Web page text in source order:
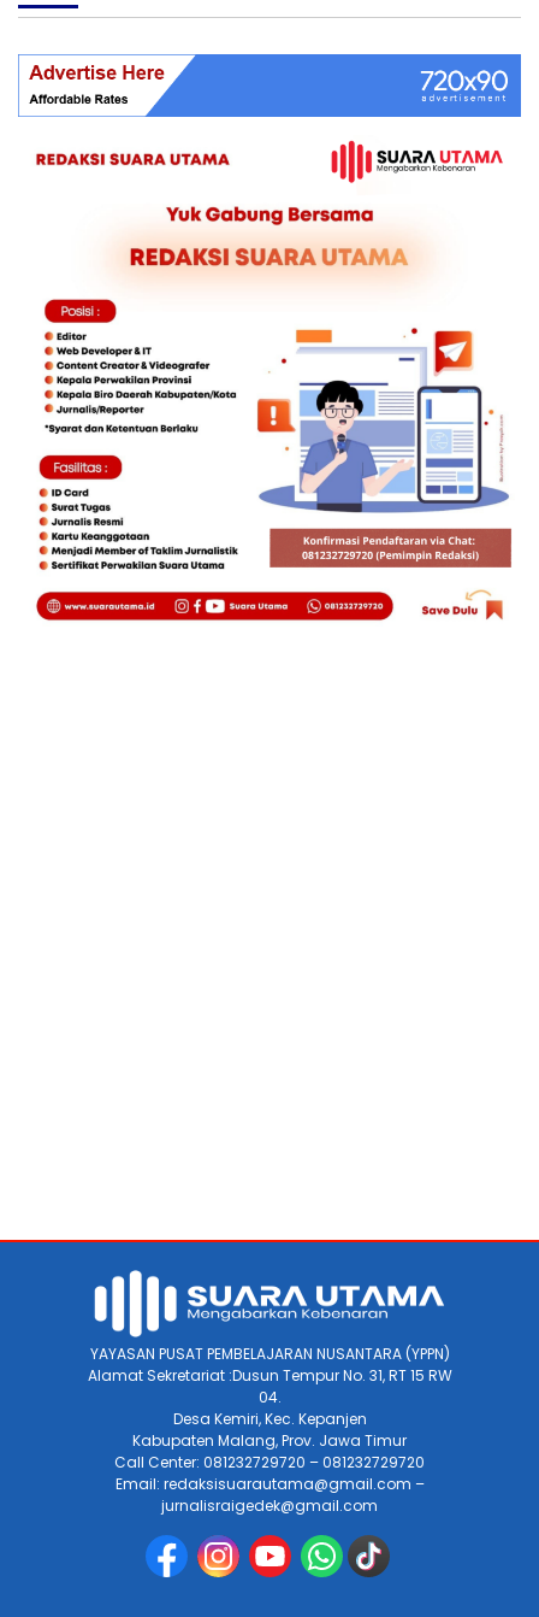
YAYASAN PUSAT PEMBELAJARAN NUSANTARA (YPPN)
Alamat Sekretariat :Dusun Tempur No. 31, RT 15 RW
04.
Desa Kemiri, Kec. Kepanjen
Kabupaten Malang, Prov. Jawa Timur
Call Center: 081232729720 – 081232729720
Email: redaksisuarautama@gmail.com –
jurnalisraigedek@gmail.com